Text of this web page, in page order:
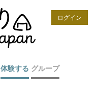
ログイン
体験する グループ